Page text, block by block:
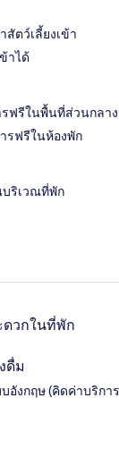
ตว์เลี้ยงเข้า
าได้
รฟรีในพื้นที่ส่วนกลาง
รฟรีในห้องพัก
ริเวณที่พัก
ดวกในที่พัก
ดื่ม
อังกฤษ (คิดค่าบริกา